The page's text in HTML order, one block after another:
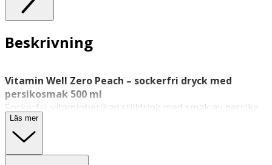
Beskrivning
Vitamin Well Zero Peach – sockerfri dryck med
persikosmak 500 ml
Sockerfri, vitaminberikad stilldrink med smak av persika.
Vitamin Well
med utvalda vitaminer som Vitamin D, B6, E och biotin.
Innehåller sötningsmedel. Serveras väl kyld.
Läs mer